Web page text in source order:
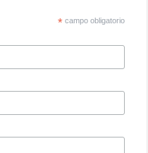
*campo obligatorio